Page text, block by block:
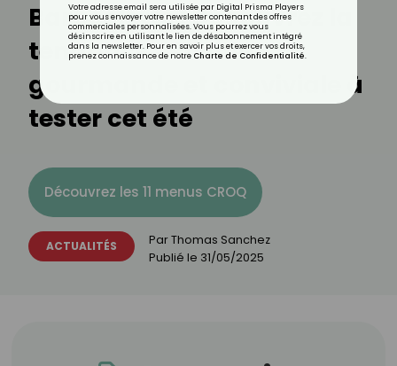
Barbeclette : Découvrez la
tendance estivale
gourmande et conviviale à
tester cet été
Découvrez les 11 menus CROQ
ACTUALITÉS ParThomas Sanchez
Publié le 31/05/2025
Votre adresse email sera utilisée par Digital Prisma Players
pour vous envoyer votre newsletter contenant des offres
commerciales personnalisées. Vous pourrez vous
désinscrire en utilisant le lien de désabonnement intégré
dans la newsletter. Pour en savoir plus et exercer vos droits,
prenez connaissance de notre Charte de Confidentialité.